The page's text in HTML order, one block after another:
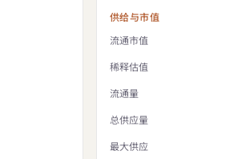
供给与市值
流通市值
稀释估值
流通量
总供应量
最大供应